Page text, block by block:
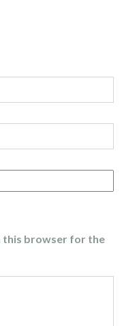
this browser for the